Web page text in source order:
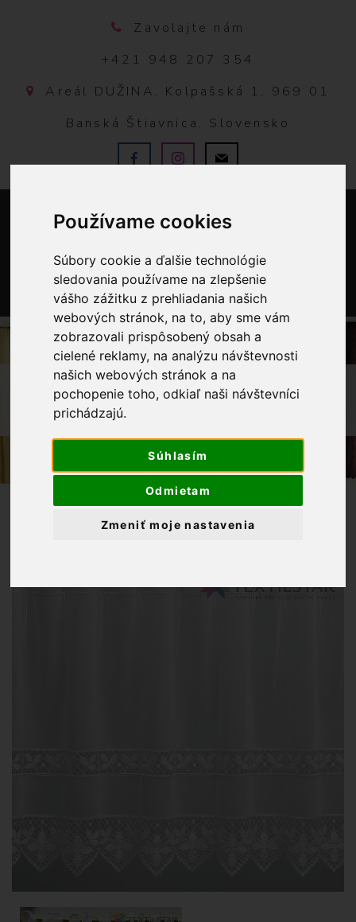
Používame cookies
Súbory cookie a ďalšie technológie
sledovania používame na zlepšenie
vášho zážitku z prehliadania našich
webových stránok, na to, aby sme vám
zobrazovali prispôsobený obsah a
cielené reklamy, na analýzu návštevnosti
našich webových stránok a na
pochopenie toho, odkiaľ naši návštevníci
prichádzajú.
Súhlasím
Odmietam
Zmeniť moje nastavenia
Zavolajte nám
+421 948 207 354
Areál DUŽINA, Kolpašská 1, 969 01
Banská Štiavnica, Slovensko
0
OBCHOD
ZÁCLONY
VITRÁŽNA ZÁCLONA VÝŠKA 60CM S
KRAJKOU KVIETKY A LÍSTOČKY